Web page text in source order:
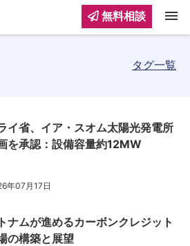
タグ一覧
イ省、イア・スオム太陽光発電所
を承認：設備容量約12MW
年07月17日
ナムが進めるカーボンクレジット
の構築と展望
無料相談 menu